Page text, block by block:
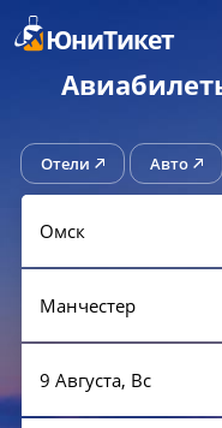
ЮниТикет
Отели Авто